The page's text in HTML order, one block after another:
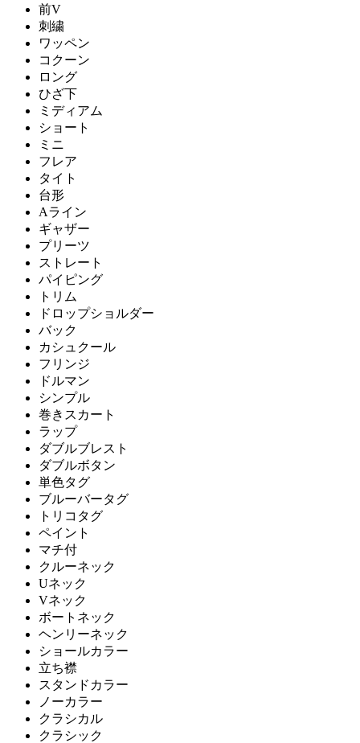
前V
刺繍
ワッペン
コクーン
ロング
ひざ下
ミディアム
ショート
ミニ
フレア
タイト
台形
Aライン
ギャザー
プリーツ
ストレート
パイピング
トリム
ドロップショルダー
バック
カシュクール
フリンジ
ドルマン
シンプル
巻きスカート
ラップ
ダブルブレスト
ダブルボタン
単色タグ
ブルーバータグ
トリコタグ
ペイント
マチ付
クルーネック
Uネック
Vネック
ボートネック
ヘンリーネック
ショールカラー
立ち襟
スタンドカラー
ノーカラー
クラシカル
クラシック